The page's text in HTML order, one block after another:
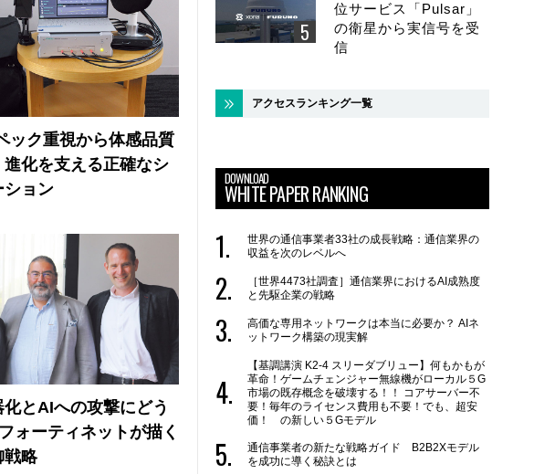
ック重視から体感品質
化を支える正確なシ
ション
とAIへの攻撃にどう
ーティネットが描く
戦略
位サービス「Pulsar」
の衛星から実信号を受
信
アクセスランキング一覧
DOWNLOAD
WHITE PAPER RANKING
世界の通信事業者33社の成長戦略：通信業界の
収益を次のレベルへ
［世界4473社調査］通信業界におけるAI成熟度
と先駆企業の戦略
高価な専用ネットワークは本当に必要か？ AIネ
ットワーク構築の現実解
【基調講演 K2-4 スリーダブリュー】何もかもが
革命！ゲームチェンジャー無線機がローカル５G
市場の既存概念を破壊する！！ コアサーバー不
要！毎年のライセンス費用も不要！でも、超安
価！ の新しい５Gモデル
通信事業者の新たな戦略ガイド B2B2Xモデル
を成功に導く秘訣とは